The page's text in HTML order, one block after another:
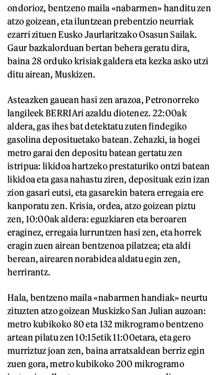
ondorioz, bentzeno maila «nabarmen» handitu zen
atzo goizean, eta iluntzean prebentzio neurriak
ezarri zituen Eusko Jaurlaritzako Osasun Sailak.
Gaur bazkalorduan bertan behera geratu dira,
baina 28 orduko krisiak galdera eta kezka asko utzi
ditu airean, Muskizen.
Asteazken gauean hasi zen arazoa, Petronorreko
langileek BERRIAri azaldu diotenez. 22:00ak
aldera, gas ihes bat detektatu zuten findegiko
gasolina deposituetako batean. Zehazki, ia hogei
metro garai den depositu batean gertatu zen
istripua: likidoa hartzeko prestaturiko ontzi batean
likidoa eta gasa nahastu ziren, deposituak ezin izan
zion gasari eutsi, eta gasarekin batera erregaia ere
kanporatu zen. Krisia, ordea, atzo goizean piztu
zen, 10:00ak aldera: eguzkiaren eta beroaren
eraginez, erregaia lurruntzen hasi zen, eta horrek
eragin zuen airean bentzenoa pilatzea; eta aldi
berean, airearen norabidea aldatu egin zen,
herrirantz.
Hala, bentzeno maila «nabarmen handiak» neurtu
zituzten atzo goizean Muskizko San Julian auzoan:
metro kubikoko 80 eta 132 mikrogramo bentzeno
artean pilatu zen 10:15etik 11:00etara, eta gero
murriztuz joan zen, baina arratsaldean berriz egin
zuen gora, metro kubikoko 200 mikrogramo